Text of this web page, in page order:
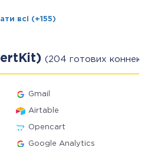
всі (+155)
(204 готових
Gmail
Airtable
Opencart
Google Analytics